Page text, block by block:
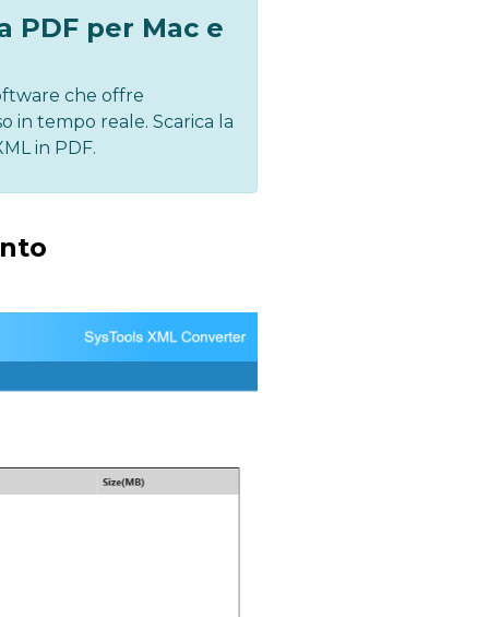
PDF per Mac e
che offre
tempo reale. Scarica la
in PDF.